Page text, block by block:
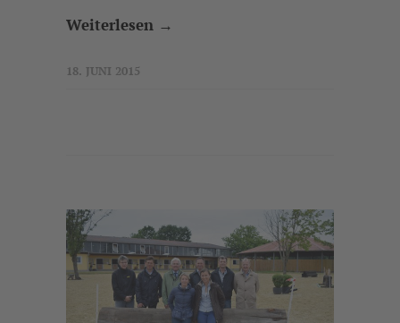
Weiterlesen →
18. JUNI 2015